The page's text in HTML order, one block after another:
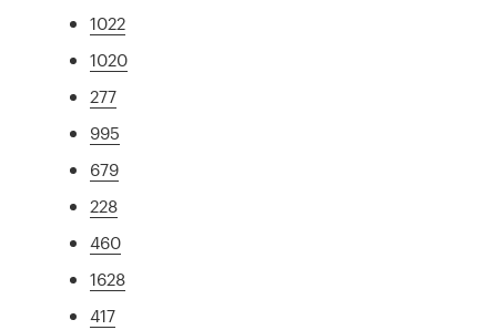
1022
1020
277
995
679
228
460
1628
417